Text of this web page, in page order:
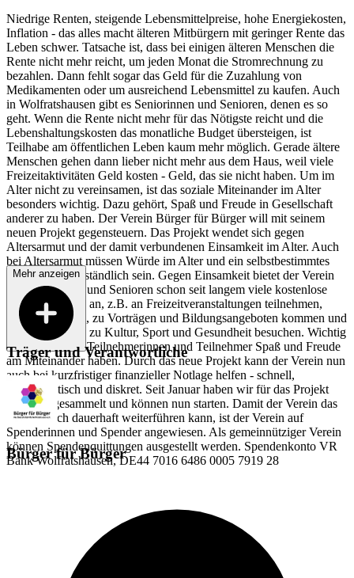
Niedrige Renten, steigende Lebensmittelpreise, hohe Energiekosten,
Inflation - das alles macht älteren Mitbürgern mit geringer Rente das
Leben schwer. Tatsache ist, dass bei einigen älteren Menschen die
Rente nicht mehr reicht, um jeden Monat die Stromrechnung zu
bezahlen. Dann fehlt sogar das Geld für die Zuzahlung von
Medikamenten oder um ausreichend Lebensmittel zu kaufen. Auch
in Wolfratshausen gibt es Seniorinnen und Senioren, denen es so
geht. Wenn die Rente nicht mehr für das Nötigste reicht und die
Lebenshaltungskosten das monatliche Budget übersteigen, ist
Teilhabe am öffentlichen Leben kaum mehr möglich. Gerade ältere
Menschen gehen dann lieber nicht mehr aus dem Haus, weil viele
Freizeitaktivitäten Geld kosten - Geld, das sie nicht haben. Um im
Alter nicht zu vereinsamen, ist das soziale Miteinander im Alter
besonders wichtig. Dazu gehört, Spaß und Freude in Gesellschaft
anderer zu haben. Der Verein Bürger für Bürger will mit seinem
neuen Projekt gegensteuern. Das Projekt wendet sich gegen
Altersarmut und der damit verbundenen Einsamkeit im Alter. Auch
bei Altersarmut müssen Würde im Alter und ein selbstbestimmtes
Leben selbstverständlich sein. Gegen Einsamkeit bietet der Verein
für Seniorinnen und Senioren schon seit langem viele kostenlose
Veranstaltungen an, z.B. an Freizeitveranstaltungen teilnehmen,
Hobbys pflegen, zu Vorträgen und Bildungsangeboten kommen und
Veranstaltungen zu Kultur, Sport und Gesundheit besuchen. Wichtig
ist uns, dass die Teilnehmerinnen und Teilnehmer Spaß und Freude
am Miteinander haben. Durch das neue Projekt kann der Verein nun
auch bei kurzfristiger finanzieller Notlage helfen - schnell,
unbürokratisch und diskret. Seit Januar haben wir für das Projekt
Spenden gesammelt und können nun starten. Damit der Verein das
Projekt auch dauerhaft weiterführen kann, ist der Verein auf
Spenderinnen und Spender angewiesen. Als gemeinnütziger Verein
können Spendenquittungen ausgestellt werden. Spendenkonto VR
Bank Wolfratshausen, DE44 7016 6486 0005 7919 28
Mehr anzeigen
Träger und Verantwortliche
Bürger für Bürger